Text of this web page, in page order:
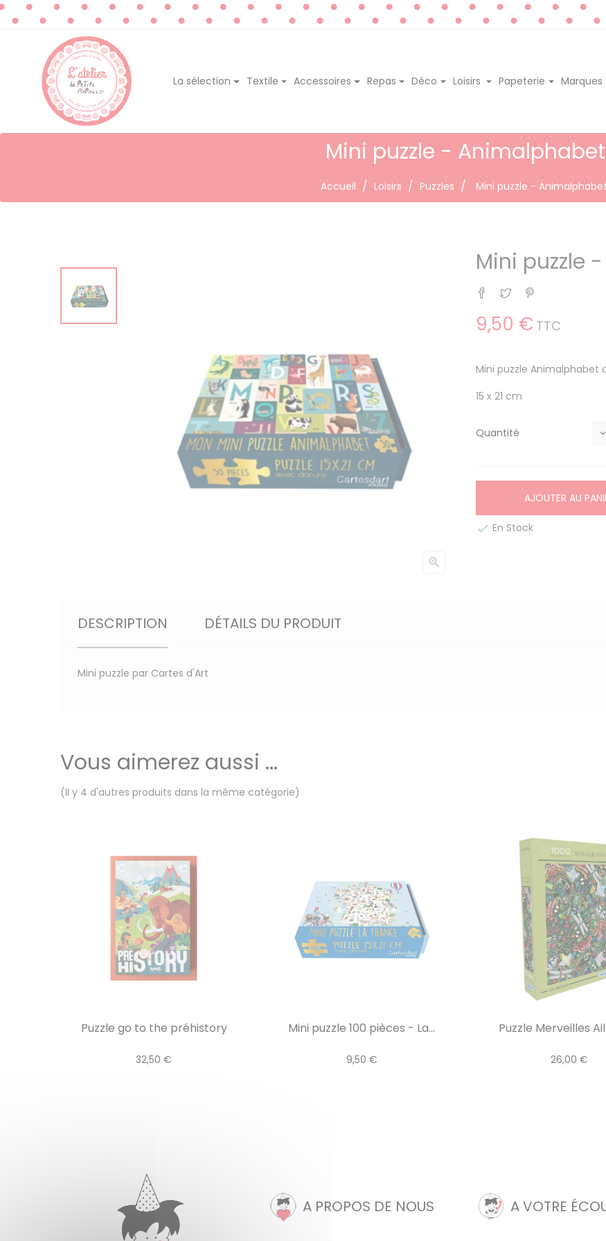
La sélection Textile Accessoires Repas Déco Loisirs Papeterie Marques
Mini puzzle - Animalphabet
Accueil Loisirs Puzzles Mini puzzle - Animalphabet

Mini puzzle
Partager
Tweet
9,50 € TTC
Mini puzzle Animalphabet
15 x 21 cm
Quantité
AJOUTER AU
 En Stock
DESCRIPTION DÉTAILS DU PRODUIT
Mini puzzle par Cartes d'Art
Vous aimerez aussi ...
(Il y 4 d'autres produits dans la même catégorie)
Puzzle go to the préhistory
32,50 €
Mini puzzle 100 pièces - La...
9,50 €
Puzzle Merveilles
26,00 €
A PROPOS DE NOUS A VOTRE